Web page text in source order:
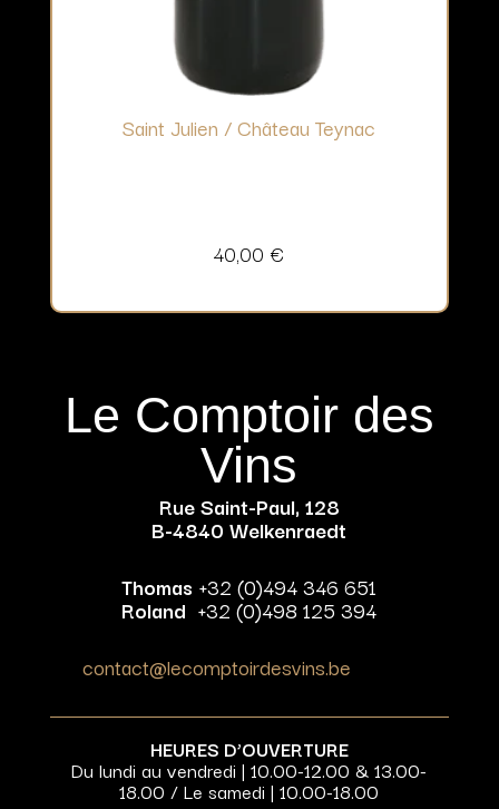
Saint Julien / Château Teynac
40,00 €
Le Comptoir des
Vins
Rue Saint-Paul, 128
B-4840 Welkenraedt
Thomas +32 (0)494 346 651
Roland +32 (0)498 125 394
contact@lecomptoirdesvins.be
HEURES D’OUVERTURE
Du lundi au vendredi | 10.00-12.00 & 13.00-
18.00 / Le samedi | 10.00-18.00